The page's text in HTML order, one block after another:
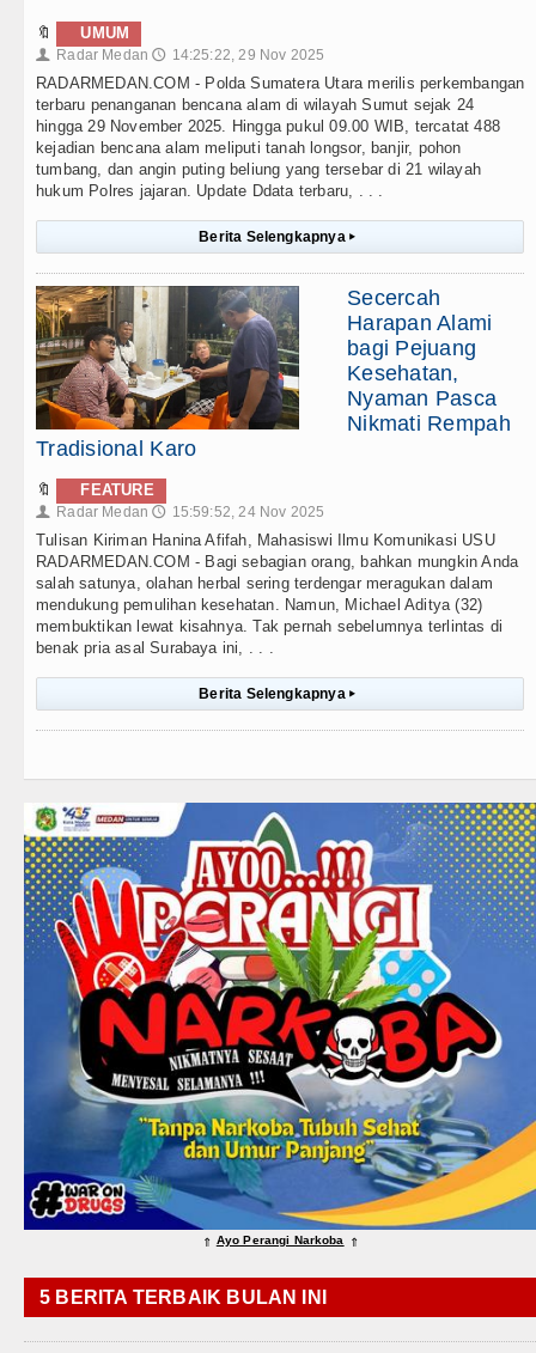
🔖 UMUM
👤 Radar Medan 🕔 14:25:22, 29 Nov 2025
RADARMEDAN.COM - Polda Sumatera Utara merilis perkembangan
terbaru penanganan bencana alam di wilayah Sumut sejak 24
hingga 29 November 2025. Hingga pukul 09.00 WIB, tercatat 488
kejadian bencana alam meliputi tanah longsor, banjir, pohon
tumbang, dan angin puting beliung yang tersebar di 21 wilayah
hukum Polres jajaran. Update Ddata terbaru, . . .
Berita Selengkapnya ▸
Secercah
Harapan Alami
bagi Pejuang
Kesehatan,
Nyaman Pasca
Nikmati Rempah
Tradisional Karo
🔖 FEATURE
👤 Radar Medan 🕔 15:59:52, 24 Nov 2025
Tulisan Kiriman Hanina Afifah, Mahasiswi Ilmu Komunikasi USU
RADARMEDAN.COM - Bagi sebagian orang, bahkan mungkin Anda
salah satunya, olahan herbal sering terdengar meragukan dalam
mendukung pemulihan kesehatan. Namun, Michael Aditya (32)
membuktikan lewat kisahnya. Tak pernah sebelumnya terlintas di
benak pria asal Surabaya ini, . . .
Berita Selengkapnya ▸
⇑ Ayo Perangi Narkoba ⇑
5 BERITA TERBAIK BULAN INI